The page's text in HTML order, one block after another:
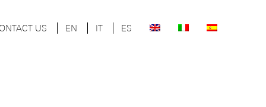
US EN IT ES